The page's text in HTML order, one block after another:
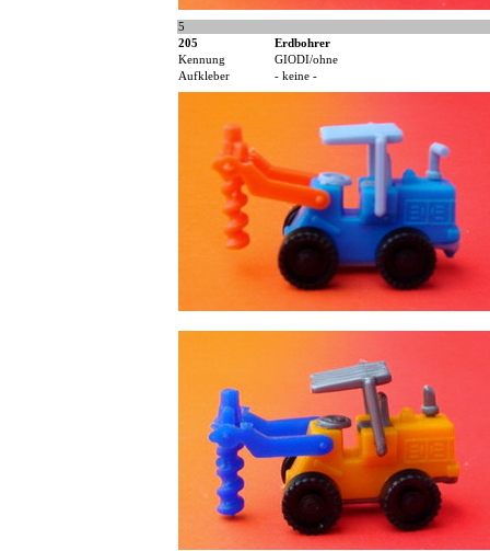
5
205
Erdbohrer
Kennung
GIODI/ohne
Aufkleber
- keine -